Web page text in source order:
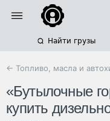
Найти грузы
← Топливо, масла и
«Бутылочные
купить